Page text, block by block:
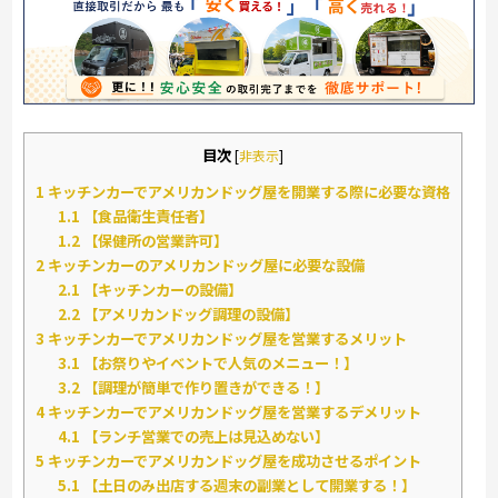
目次[非表示]
1 キッチンカーでアメリカンドッグ屋を開業する際に必要な資格
1.1 【食品衛生責任者】
1.2 【保健所の営業許可】
2 キッチンカーのアメリカンドッグ屋に必要な設備
2.1 【キッチンカーの設備】
2.2 【アメリカンドッグ調理の設備】
3 キッチンカーでアメリカンドッグ屋を営業するメリット
3.1 【お祭りやイベントで人気のメニュー！】
3.2 【調理が簡単で作り置きができる！】
4キッチンカーでアメリカンドッグ屋を営業するデメリット
4.1 【ランチ営業での売上は見込めない】
5 キッチンカーでアメリカンドッグ屋を成功させるポイント
5.1 【土日のみ出店する週末の副業として開業する！】